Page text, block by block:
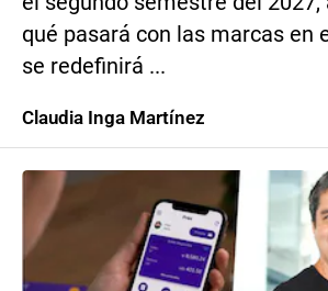
qué pasará con las marcas en
se redefinirá ...
Claudia Inga Martínez